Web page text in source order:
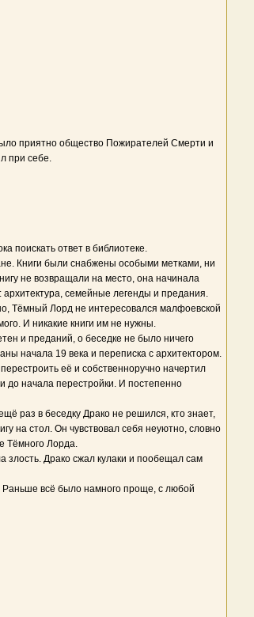
приятно общество Пожирателей Смерти и
при себе.
поискать ответ в библиотеке.
Книги были снабжены особыми метками, ни
не возвращали на место, она начинала
семейные легенды и предания.
Тёмный Лорд не интересовался малфоевской
И никакие книги им не нужны.
и преданий, о беседке не было ничего
начала 19 века и переписка с архитектором.
её и собственноручно начертил
до начала перестройки. И постепенно
раз в беседку Драко не решился, кто знает,
на стол. Он чувствовал себя неуютно, словно
Тёмного Лорда.
злость. Драко сжал кулаки и пообещал сам
Раньше всё было намного проще, с любой